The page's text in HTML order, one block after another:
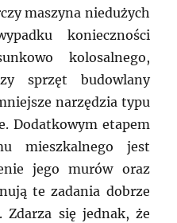
maszyna niedużych
konieczności
kolosalnego,
sprzęt budowlany
narzędzia typu
Dodatkowym etapem
mieszkalnego jest
jego murów oraz
te zadania dobrze
Zdarza się jednak, że